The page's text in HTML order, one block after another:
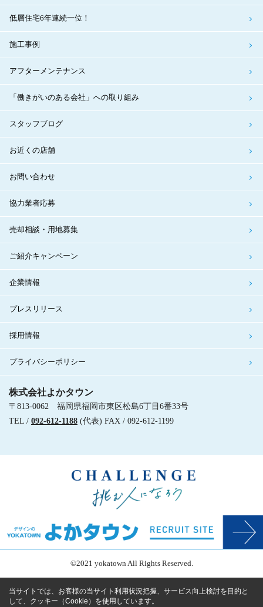
低層住宅6年連続一位！
施工事例
アフターメンテナンス
「働きがいのある会社」への取り組み
スタッフブログ
お近くの店舗
お問い合わせ
協力業者応募
売却相談・用地募集
ご紹介キャンペーン
企業情報
プレスリリース
採用情報
プライバシーポリシー
株式会社よかタウン
〒813-0062 福岡県福岡市東区松島6丁目6番33号
TEL / 092-612-1188 (代表) FAX / 092-612-1199
©2021 yokatown All Rights Reserved.
当サイトでは、お客様の当サイト利用状況把握、サービス向上検討を目的と
して、クッキー（Cookie）を使用しています。